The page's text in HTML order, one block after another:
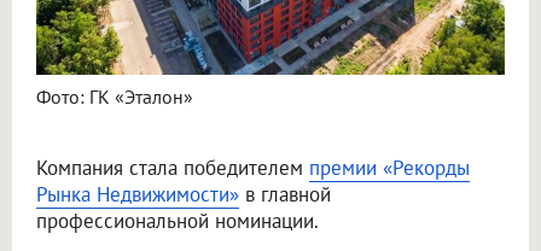
Фото: ГК «Эталон»
Компания стала победителем премии «Рекорды
Рынка Недвижимости» в главной
профессиональной номинации.